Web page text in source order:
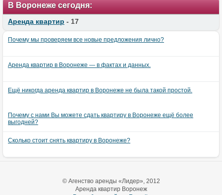
В Воронеже сегодня:
Аренда квартир - 17
Почему мы проверяем все новые предложения лично?
Аренда квартир в Воронеже — в фактах и данных.
Ещё никогда аренда квартир в Воронеже не была такой простой.
Почему с нами Вы можете сдать квартиру в Воронеже ещё более
выгодней?
Сколько стоит снять квартиру в Воронеже?
© Агенство аренды «Лидер», 2012
Аренда квартир Воронеж